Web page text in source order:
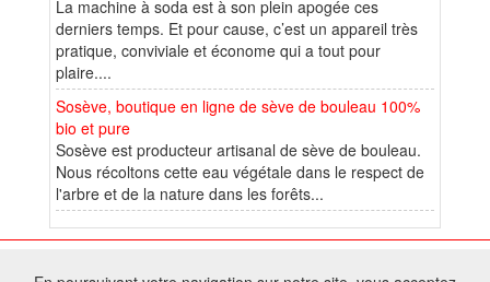
La machine à soda est à son plein apogée ces
derniers temps. Et pour cause, c’est un appareil très
pratique, conviviale et économe qui a tout pour
plaire....
Sosève, boutique en ligne de sève de bouleau 100%
bio et pure
Sosève est producteur artisanal de sève de bouleau.
Nous récoltons cette eau végétale dans le respect de
l'arbre et de la nature dans les forêts...